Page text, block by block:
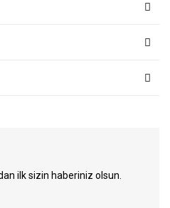
ilk sizin haberiniz olsun.